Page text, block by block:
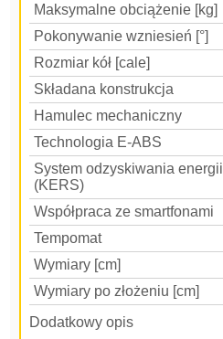
Maksymalne obciążenie [kg]
Pokonywanie wzniesień [°]
Rozmiar kół [cale]
Składana konstrukcja
Hamulec mechaniczny
Technologia E-ABS
System odzyskiwania energii
(KERS)
Współpraca ze smartfonami
Tempomat
Wymiary [cm]
Wymiary po złożeniu [cm]
Dodatkowy opis